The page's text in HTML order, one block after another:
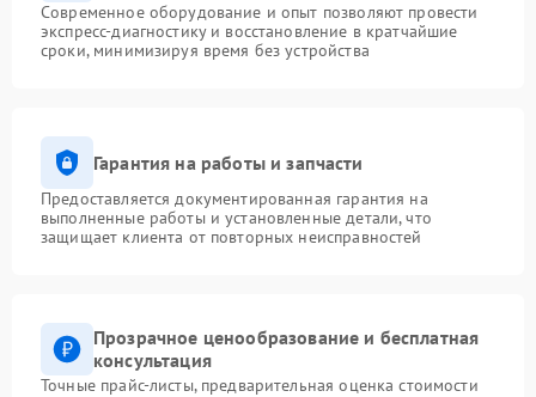
Современное оборудование и опыт позволяют провести
экспресс-диагностику и восстановление в кратчайшие
сроки, минимизируя время без устройства
Гарантия на работы и запчасти
Предоставляется документированная гарантия на
выполненные работы и установленные детали, что
защищает клиента от повторных неисправностей
Прозрачное ценообразование и бесплатная
консультация
Точные прайс-листы, предварительная оценка стоимости